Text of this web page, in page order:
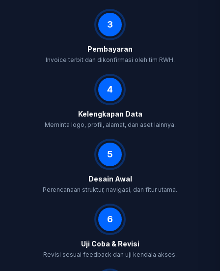
3
Pembayaran
Invoice terbit dan dikonfirmasi oleh tim RWH.
4
Kelengkapan Data
Meminta logo, profil, alamat, dan aset lainnya.
5
Desain Awal
Perencanaan struktur, navigasi, dan fitur utama.
6
Uji Coba & Revisi
Revisi sesuai feedback dan uji kendala akses.